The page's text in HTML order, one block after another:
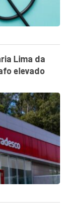
Lima da
elevado